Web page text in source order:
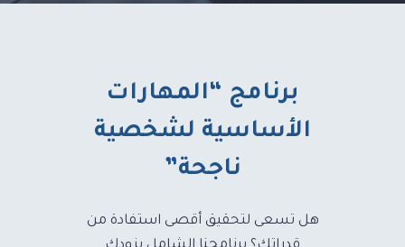
برنامج “المهارات
الأساسية لشخصية
ناجحة”
هل تسعى لتحقيق أقصى استفادة من